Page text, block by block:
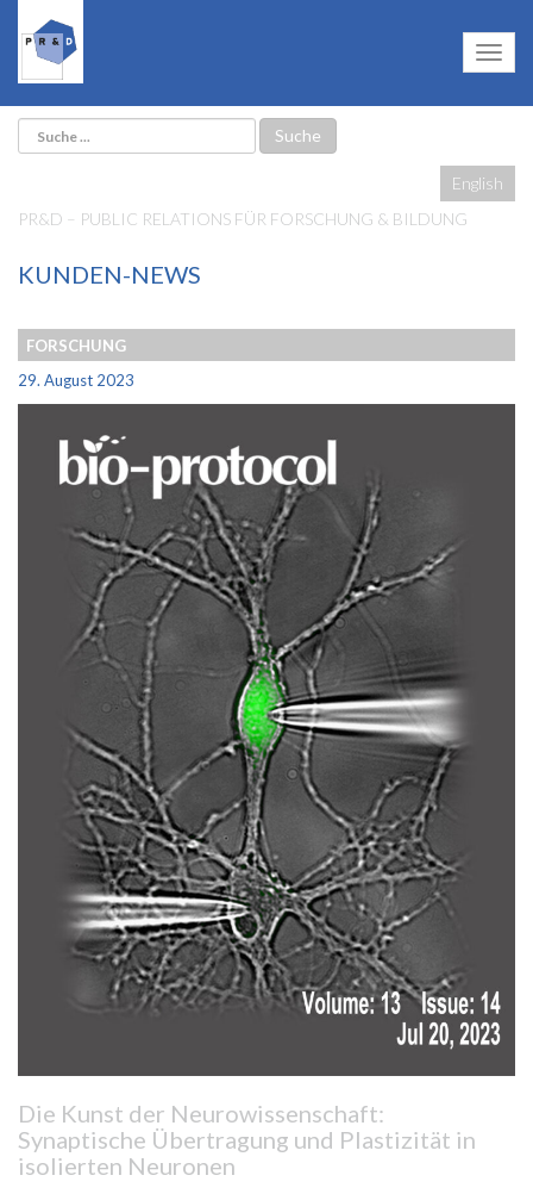
English
PR&D – PUBLIC RELATIONS FÜR FORSCHUNG & BILDUNG
KUNDEN-NEWS
FORSCHUNG
29. August 2023
Die Kunst der Neurowissenschaft:
Synaptische Übertragung und Plastizität in
isolierten Neuronen